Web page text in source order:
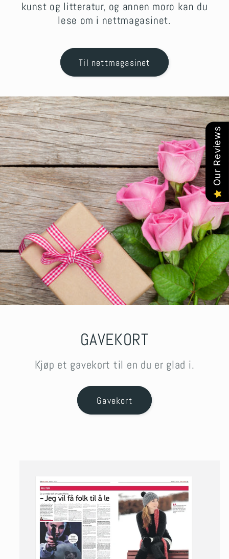
kunst og litteratur, og annen moro kan du
lese om i nettmagasinet.
Til nettmagasinet
GAVEKORT
Kjøp et gavekort til en du er glad i.
Gavekort
Our Reviews